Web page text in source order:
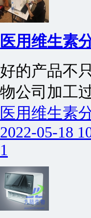
医用维生素
好的产品不
物公司加工
医用维生素
2022-05-18
1